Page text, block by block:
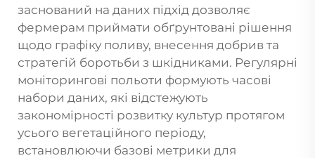
заснований на даних підхід дозволяє
фермерам приймати обґрунтовані рішення
щодо графіку поливу, внесення добрив та
стратегій боротьби з шкідниками. Регулярні
моніторингові польоти формують часові
набори даних, які відстежують
закономірності розвитку культур протягом
усього вегетаційного періоду,
встановлюючи базові метрики для